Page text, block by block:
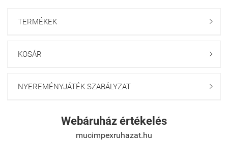
TERMÉKEK 
KOSÁR 
NYEREMÉNYJÁTÉK SZABÁLYZAT 
Webáruház értékelés
mucimpexruhazat.hu